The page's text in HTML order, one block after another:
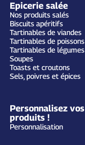
Epicerie salée
Nos produits salés
Biscuits apéritifs
Tartinables de viandes
Tartinables de poissons
Tartinables de légumes
Soupes
Toasts et croutons
Sels, poivres et épices
Personnalisez vos
produits !
Personnalisation